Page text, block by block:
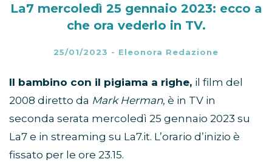
La7 mercoledì 25 gennaio 2023: ecco a
che ora vederlo in TV.
25/01/2023 - Eleonora Redazione
Il bambino con il pigiama a righe, il film del
2008 diretto da Mark Herman, è in TV in
seconda serata mercoledì 25 gennaio 2023 su
La7 e in streaming su La7.it. L’orario d’inizio è
fissato per le ore 23.15.